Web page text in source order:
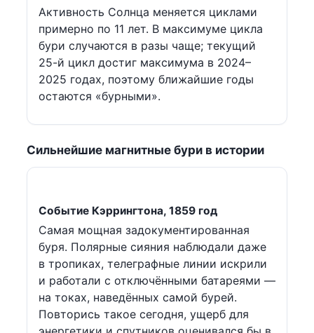
Активность Солнца меняется циклами
примерно по 11 лет. В максимуме цикла
бури случаются в разы чаще; текущий
25-й цикл достиг максимума в 2024–
2025 годах, поэтому ближайшие годы
остаются «бурными».
Сильнейшие магнитные бури в истории
Событие Кэррингтона, 1859 год
Самая мощная задокументированная
буря. Полярные сияния наблюдали даже
в тропиках, телеграфные линии искрили
и работали с отключёнными батареями —
на токах, наведённых самой бурей.
Повторись такое сегодня, ущерб для